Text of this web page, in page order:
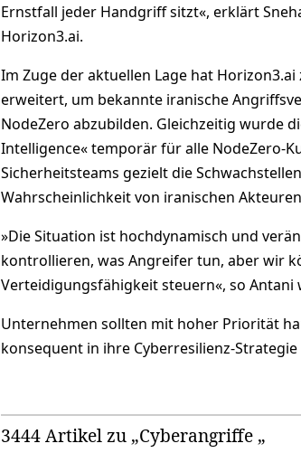
Ernstfall jeder Handgriff sitzt«, erklärt
Horizon3.ai.
Im Zuge der aktuellen Lage hat
erweitert, um bekannte iranische
NodeZero abzubilden. Gleichzeitig wurde
Intelligence« temporär für alle NodeZero-
Sicherheitsteams gezielt die
Wahrscheinlichkeit von iranischen
»Die Situation ist hochdynamisch und
kontrollieren, was Angreifer tun, aber wir
Verteidigungsfähigkeit steuern«, so Antani
Unternehmen sollten mit hoher Priorität
konsequent in ihre Cyberresilienz-
3444 Artikel zu „Cyberangriffe „